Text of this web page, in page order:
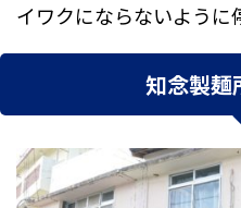
イワクにならないように
知念製麺